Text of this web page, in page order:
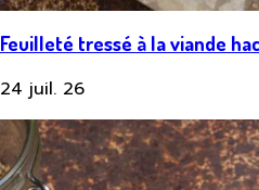
Feuilleté tressé à la viande
24 juil. 26